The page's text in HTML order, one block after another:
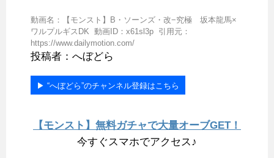
動画名：【モンスト】B・ソーンズ・改−究極 坂本龍馬×
ワルプルギスDK 動画ID：x61sl3p 引用元：
https://www.dailymotion.com/
投稿者：へぼどら
▶︎ “へぼどら”のチャンネル登録はこちら
【モンスト】無料ガチャで大量オーブGET！
今すぐスマホでアクセス♪